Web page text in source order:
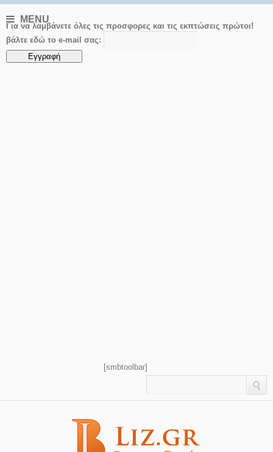
MENU
Για να λαμβάνετε όλες τις προσφορες και τις εκπτώσεις πρώτοι!
βάλτε εδώ το e-mail σας:
[smbtoolbar]